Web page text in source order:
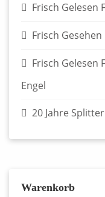
Frisch Gelesen
Frisch
Frisch Gelesen
Engel
20 Jahre
Warenkorb